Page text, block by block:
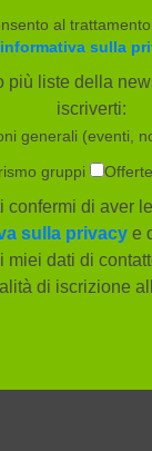
al
informativa sulla
più liste della
iscriverti:
generali (eventi,
gruppi
confermi di aver
sulla privacye
miei dati di
di iscrizione